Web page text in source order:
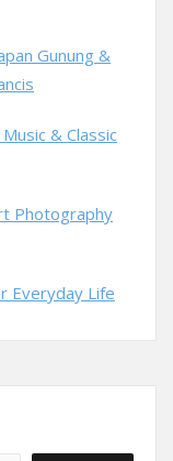
Gunung &
& Classic
Photography
Everyday Life